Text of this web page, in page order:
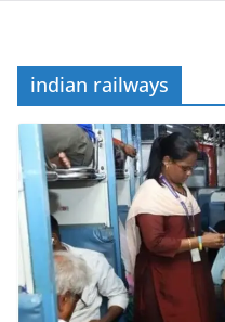
indian railways